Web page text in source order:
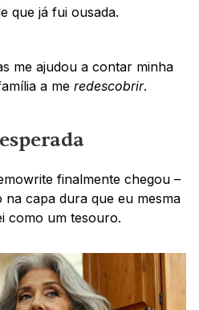
que já fui ousada.
me ajudou a contar minha
a me redescobrir.
finalmente chegou –
na capa dura que eu mesma
como um tesouro.